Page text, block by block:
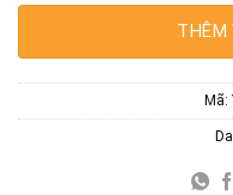
THÊM
Mã: